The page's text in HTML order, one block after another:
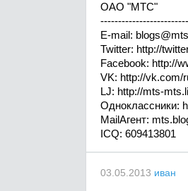
ОАО "МТС"
E-mail:
Twitter: http://
Facebook: http://
VK: http://vk.com/
LJ: http://mts-
Одноклассники:
MailАгент:
ICQ: 609413801
03.05.2013 иван